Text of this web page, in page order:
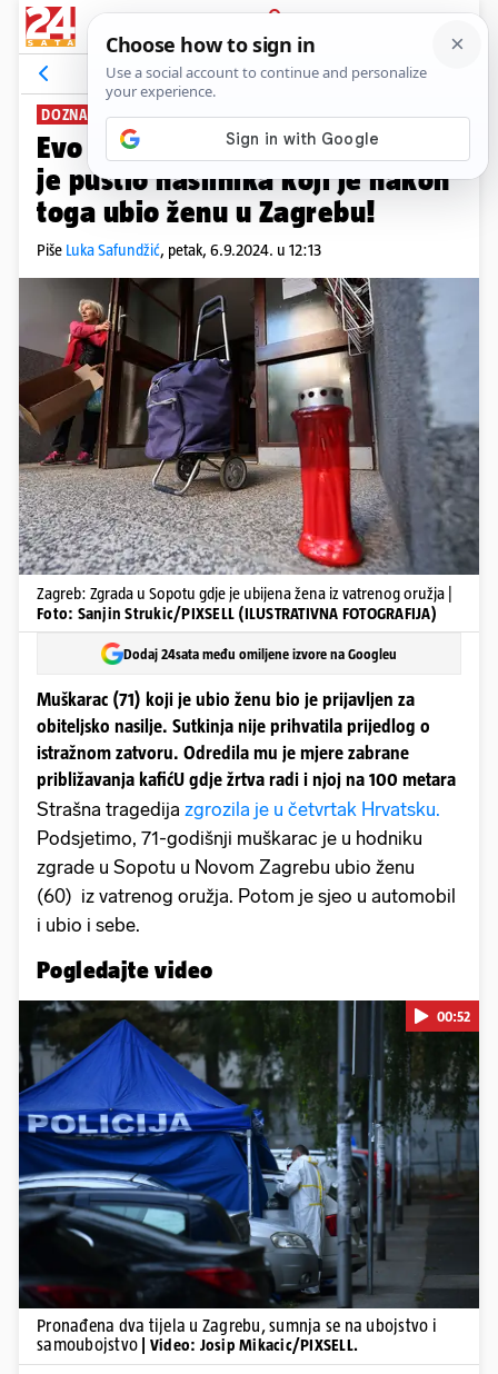
PRIJAVA
News Komentari
DOZNAJEMO
Evo kako se sud opravdava što
je pustio nasilnika koji je nakon
toga ubio ženu u Zagrebu!
Piše Luka Safundžić, petak, 6.9.2024. u 12:13
Zagreb: Zgrada u Sopotu gdje je ubijena žena iz vatrenog oružja |
Foto: Sanjin Strukic/PIXSELL (ILUSTRATIVNA FOTOGRAFIJA)
Dodaj 24sata među omiljene izvore na Googleu
Muškarac (71) koji je ubio ženu bio je prijavljen za
obiteljsko nasilje. Sutkinja nije prihvatila prijedlog o
istražnom zatvoru. Odredila mu je mjere zabrane
približavanja kafićU gdje žrtva radi i njoj na 100 metara
Strašna tragedija zgrozila je u četvrtak Hrvatsku.
Podsjetimo, 71-godišnji muškarac je u hodniku
zgrade u Sopotu u Novom Zagrebu ubio ženu
(60) iz vatrenog oružja. Potom je sjeo u automobil
i ubio i sebe.
Pogledajte video
Pokretanje videa...
00:52
Pronađena dva tijela u Zagrebu, sumnja se na ubojstvo i
samoubojstvo
| Video: Josip Mikacic/PIXSELL.